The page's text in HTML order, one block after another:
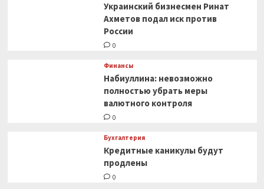
Украинский бизнесмен Ринат
Ахметов подал иск против
России
0
Финансы
Набиуллина: невозможно
полностью убрать меры
валютного контроля
0
Бухгалтерия
Кредитные каникулы будут
продлены
0